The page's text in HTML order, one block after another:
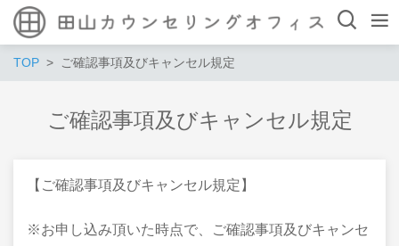
TOP ご確認事項及びキャンセル規定
ご確認事項及びキャンセル規定
【ご確認事項及びキャンセル規定】
※お申し込み頂いた時点で、ご確認事項及びキャンセ